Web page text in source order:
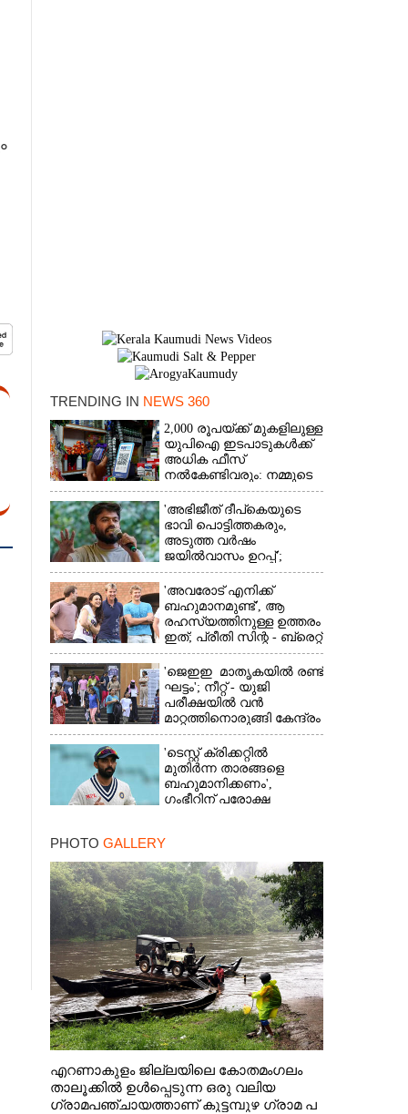
TRENDING IN NEWS 360
2,000 രൂപയ്ക്ക് മുകളിലുള്ള
യുപിഐ ഇടപാടുകൾക്ക്
അധിക ഫീസ്
നൽകേണ്ടിവരും: നമ്മുടെ
പോക്കറ്റ് കീറുമോ?
'അഭിജീത് ദീപ്‌കെയുടെ
ഭാവി പൊട്ടിത്തകരും,
അടുത്ത വർഷം
ജയിൽവാസം ഉറപ്പ്';
ഞെട്ടിക്കുന്ന
പ്രവചനവുമായി
ജ്യോതിഷി
'അവരോട് എനിക്ക്
ബഹുമാനമുണ്ട്',​ ആ
രഹസ്യത്തിനുള്ള ഉത്തരം
ഇത്; പ്രീതി സിന്റ - ബ്രെറ്റ്
ലീ പ്രണയകഥയ്ക്ക്
ഒടുവിൽ മറുപടി
'ജെഇഇ മാതൃകയിൽ രണ്ട്
ഘട്ടം'; നീറ്റ് - യുജി
പരീക്ഷയിൽ വൻ
മാറ്റത്തിനൊരുങ്ങി കേന്ദ്രം
'ടെസ്റ്റ് ക്രിക്കറ്റിൽ
മുതിർന്ന താരങ്ങളെ
ബഹുമാനിക്കണം',
ഗംഭീറിന് പരോക്ഷ
PHOTO GALLERY
എറണാകുളം ജില്ലയിലെ കോതമംഗലം
താലൂക്കിൽ ഉൾപ്പെടുന്ന ഒരു വലിയ
ഗ്രാമപഞ്ചായത്താണ് കുട്ടമ്പുഴ ഗ്രാമ പ
×